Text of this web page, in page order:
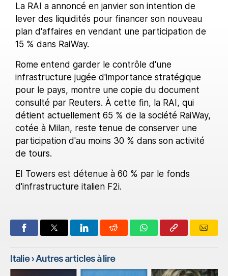
La RAI a annoncé en janvier son intention de
lever des liquidités pour financer son nouveau
plan d'affaires en vendant une participation de
15 % dans RaiWay.
Rome entend garder le contrôle d'une
infrastructure jugée d'importance stratégique
pour le pays, montre une copie du document
consulté par Reuters. À cette fin, la RAI, qui
détient actuellement 65 % de la société RaiWay,
cotée à Milan, reste tenue de conserver une
participation d'au moins 30 % dans son activité
de tours.
EI Towers est détenue à 60 % par le fonds
d'infrastructure italien F2i.
Italie› Autres articles à lire